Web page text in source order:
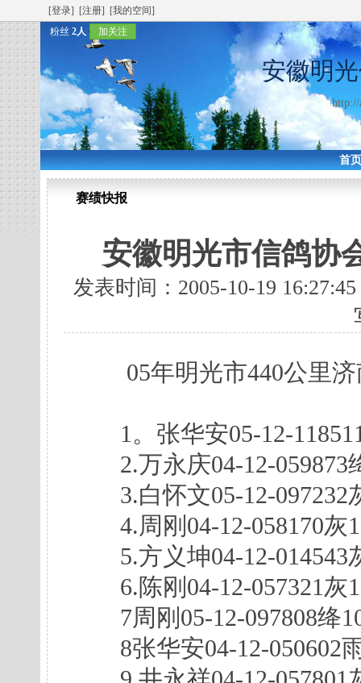
[登录] [注册]
[我的空间]
粉丝 2人 加关注
安徽明
http://
首
赛绩快报
安徽明光市信鸽协
发表时间：2005-10-19
05年明光市440公里济
1。张华安05-12-
2.万永庆04-12-059873
3.白怀文05-12-097232
4.周刚04-12-058170灰
5.方义坤04-12-014543
6.陈刚04-12-057321灰
7周刚05-12-097808绛
8张华安04-12-050602